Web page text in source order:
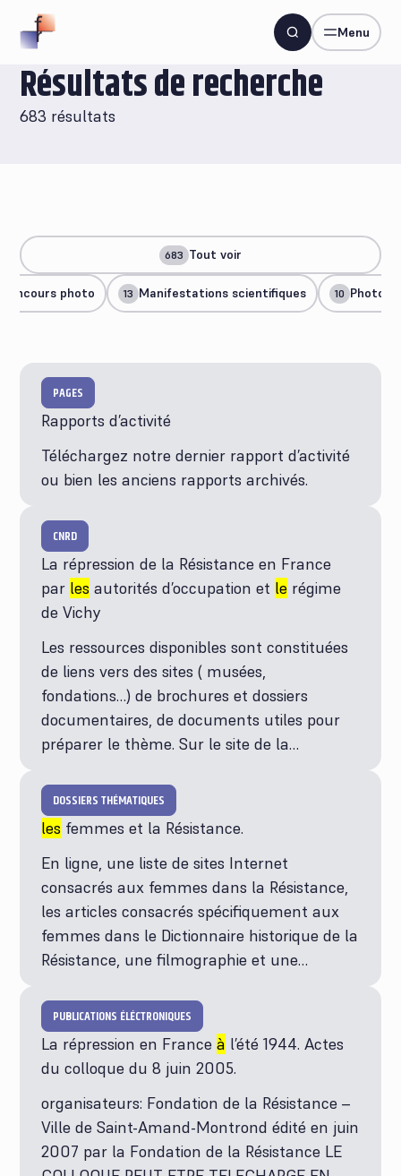
Menu
Résultats de recherche
683 résultats
Tout voir
683
Concours photo Manifestations scientifiques
13 10
Rapports d’activité
Téléchargez notre dernier rapport d’activité
ou bien les anciens rapports archivés.
PAGES
La répression de la Résistance en France
par les autorités d’occupation et le régime
de Vichy
Les ressources disponibles sont constituées
de liens vers des sites ( musées,
fondations…) de brochures et dossiers
documentaires, de documents utiles pour
préparer le thème. Sur le site de la…
CNRD
les femmes et la Résistance.
En ligne, une liste de sites Internet
consacrés aux femmes dans la Résistance,
les articles consacrés spécifiquement aux
femmes dans le Dictionnaire historique de la
Résistance, une filmographie et une…
DOSSIERS THÉMATIQUES
La répression en Franceà l’été 1944. Actes
du colloque du 8 juin 2005.
organisateurs: Fondation de la Résistance –
Ville de Saint-Amand-Montrond édité en juin
2007 par la Fondation de la Résistance LE
PUBLICATIONS ÉLÉCTRONIQUES